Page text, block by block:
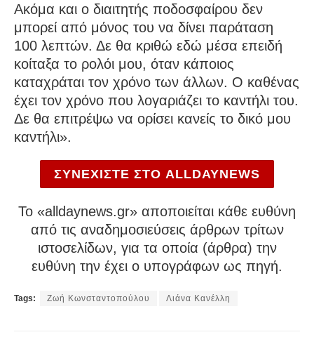
Ακόμα και ο διαιτητής ποδοσφαίρου δεν
μπορεί από μόνος του να δίνει παράταση
100 λεπτών. Δε θα κριθώ εδώ μέσα επειδή
κοίταξα το ρολόι μου, όταν κάποιος
καταχράται τον χρόνο των άλλων. Ο καθένας
έχει τον χρόνο που λογαριάζει το καντήλι του.
Δε θα επιτρέψω να ορίσει κανείς το δικό μου
καντήλι».
ΣΥΝΕΧΙΣΤΕ ΣΤΟ ALLDAYNEWS
To «alldaynews.gr» αποποιείται κάθε ευθύνη
από τις αναδημοσιεύσεις άρθρων τρίτων
ιστοσελίδων, για τα οποία (άρθρα) την
ευθύνη την έχει ο υπογράφων ως πηγή.
Tags: Ζωή Κωνσταντοπούλου Λιάνα Κανέλλη